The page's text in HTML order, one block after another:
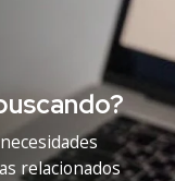
relacionados